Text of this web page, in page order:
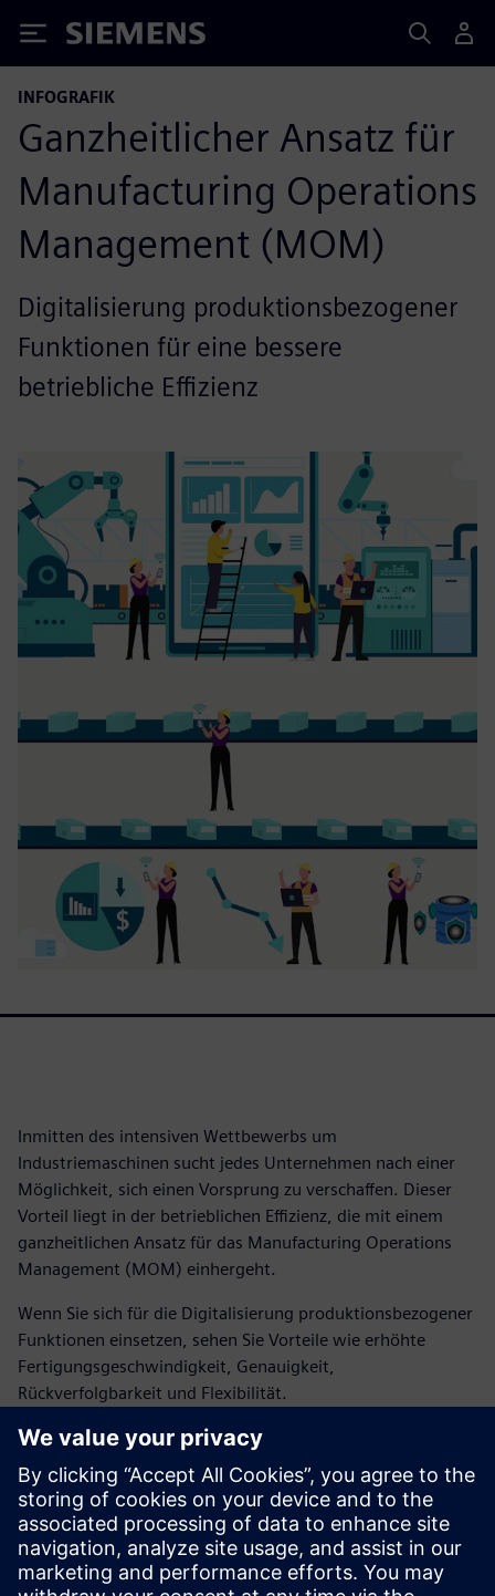
Siemens
INFOGRAFIK
Ganzheitlicher Ansatz für
Manufacturing Operations
Management (MOM)
Digitalisierung produktionsbezogener
Funktionen für eine bessere
betriebliche Effizienz
Inmitten des intensiven Wettbewerbs um
Industriemaschinen sucht jedes Unternehmen nach einer
Möglichkeit, sich einen Vorsprung zu verschaffen. Dieser
Vorteil liegt in der betrieblichen Effizienz, die mit einem
ganzheitlichen Ansatz für das Manufacturing Operations
Management (MOM) einhergeht.
Wenn Sie sich für die Digitalisierung produktionsbezogener
Funktionen einsetzen, sehen Sie Vorteile wie erhöhte
Fertigungsgeschwindigkeit, Genauigkeit,
Rückverfolgbarkeit und Flexibilität.
Diese Vorteile hängen jedoch von der Auswahl der richtigen
digitalen Lösung ab.
Laden Sie diese Infografik herunter, um zu erfahren, wie Sie
Ihre Fertigungsprozesse verbessern können. Erfahren Sie
außerdem, welche Must-Haves Sie für die Auswahl der
richtigen Lösung benötigen.